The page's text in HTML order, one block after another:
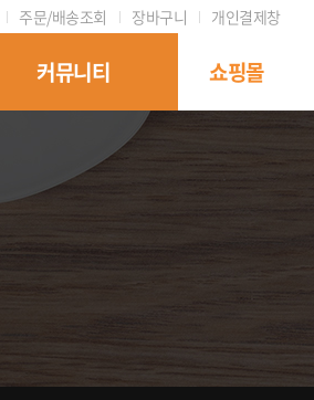
주문/배송조회 장바구니 개인결제창
커뮤니티 쇼핑몰